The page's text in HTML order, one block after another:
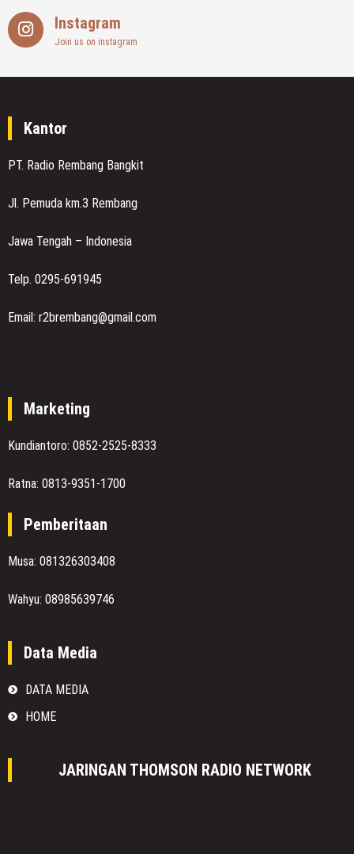
Instagram
Join us on instagram
Kantor
PT. Radio Rembang Bangkit
Jl. Pemuda km.3 Rembang
Jawa Tengah – Indonesia
Telp. 0295-691945
Email: r2brembang@gmail.com
Marketing
Kundiantoro: 0852-2525-8333
Ratna: 0813-9351-1700
Pemberitaan
Musa: 081326303408
Wahyu: 08985639746
Data Media
DATA MEDIA
HOME
JARINGAN THOMSON RADIO NETWORK